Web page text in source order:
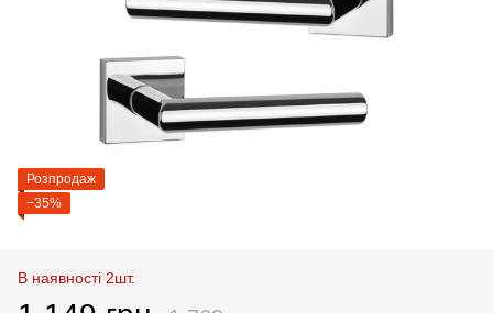
Розпродаж
−35%
В наявності 2шт.